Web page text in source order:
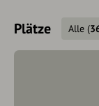
Plätze Alle (